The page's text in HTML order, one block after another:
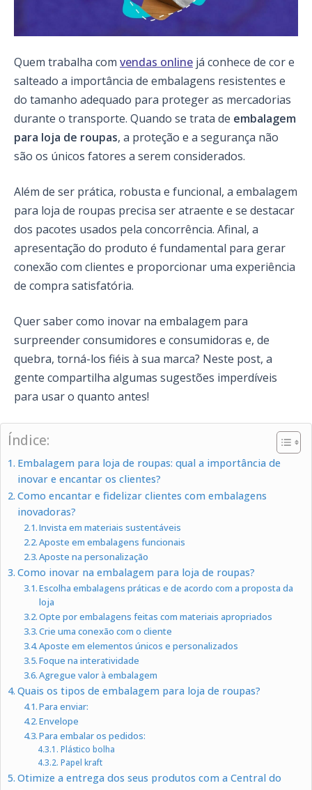
Quem trabalha com vendas online já conhece de cor e
salteado a importância de embalagens resistentes e
do tamanho adequado para proteger as mercadorias
durante o transporte. Quando se trata de embalagem
para loja de roupas, a proteção e a segurança não
são os únicos fatores a serem considerados.
Além de ser prática, robusta e funcional, a embalagem
para loja de roupas precisa ser atraente e se destacar
dos pacotes usados pela concorrência. Afinal, a
apresentação do produto é fundamental para gerar
conexão com clientes e proporcionar uma experiência
de compra satisfatória.
Quer saber como inovar na embalagem para
surpreender consumidores e consumidoras e, de
quebra, torná-los fiéis à sua marca? Neste post, a
gente compartilha algumas sugestões imperdíveis
para usar o quanto antes!
Índice:
Embalagem para loja de roupas: qual a importância de
inovar e encantar os clientes?
Como encantar e fidelizar clientes com embalagens
inovadoras?
Invista em materiais sustentáveis
Aposte em embalagens funcionais
Aposte na personalização
Como inovar na embalagem para loja de roupas?
Escolha embalagens práticas e de acordo com a proposta da
loja
Opte por embalagens feitas com materiais apropriados
Crie uma conexão com o cliente
Aposte em elementos únicos e personalizados
Foque na interatividade
Agregue valor à embalagem
Quais os tipos de embalagem para loja de roupas?
Para enviar:
Envelope
Para embalar os pedidos:
Plástico bolha
Papel kraft
Otimize a entrega dos seus produtos com a Central do